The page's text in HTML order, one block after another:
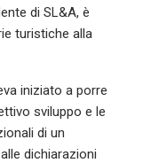
di SL&A, è
turistiche alla
iniziato a porre
sviluppo e le
di un
dichiarazioni